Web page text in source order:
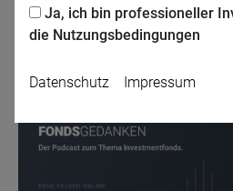
Ja, ich bin professioneller
die Nutzungsbedingungen
Datenschutz Impressum